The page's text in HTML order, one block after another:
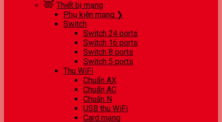
Thiết bị mạng
Phụ kiện mạng ❯
Switch
Switch 24 ports
Switch 16 ports
Switch 8 ports
Switch 5 ports
Thu WiFi
Chuẩn AX
Chuẩn AC
Chuẩn N
USB thu WiFi
Card mạng